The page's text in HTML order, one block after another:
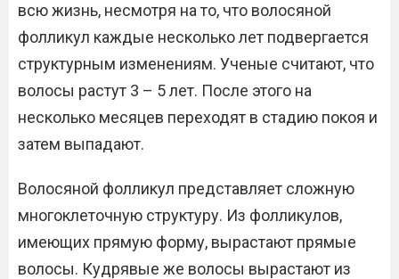
всю жизнь, несмотря на то, что волосяной
фолликул каждые несколько лет подвергается
структурным изменениям. Ученые считают, что
волосы растут 3 – 5 лет. После этого на
несколько месяцев переходят в стадию покоя и
затем выпадают.
Волосяной фолликул представляет сложную
многоклеточную структуру. Из фолликулов,
имеющих прямую форму, вырастают прямые
волосы. Кудрявые же волосы вырастают из